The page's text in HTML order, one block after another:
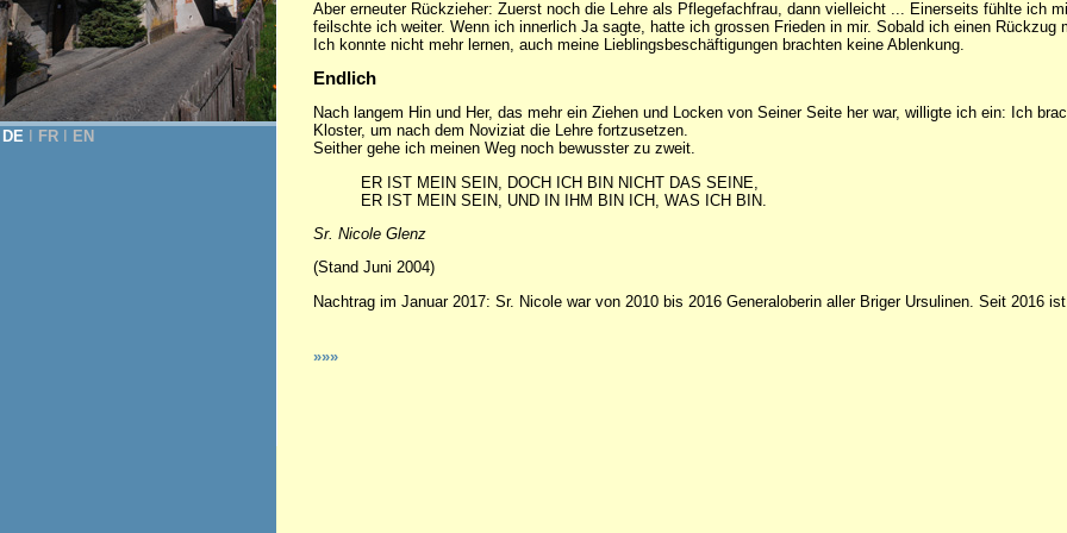
DE FR EN
Aber erneuter Rückzieher: Zuerst noch die Lehre als Pflegefachfrau, dann vielleicht ... Einerseits fühlte ich
feilschte ich weiter. Wenn ich innerlich Ja sagte, hatte ich grossen Frieden in mir. Sobald ich einen Rückzug
Ich konnte nicht mehr lernen, auch meine Lieblingsbeschäftigungen brachten keine Ablenkung.
Endlich
Nach langem Hin und Her, das mehr ein Ziehen und Locken von Seiner Seite her war, willigte ich ein: Ich
Kloster, um nach dem Noviziat die Lehre fortzusetzen.
Seither gehe ich meinen Weg noch bewusster zu zweit.
ER IST MEIN SEIN, DOCH ICH BIN NICHT DAS SEINE,
ER IST MEIN SEIN, UND IN IHM BIN ICH, WAS ICH BIN.
Sr. Nicole Glenz
(Stand Juni 2004)
Nachtrag im Januar 2017: Sr. Nicole war von 2010 bis 2016 Generaloberin aller Briger Ursulinen. Seit 2016
»»»